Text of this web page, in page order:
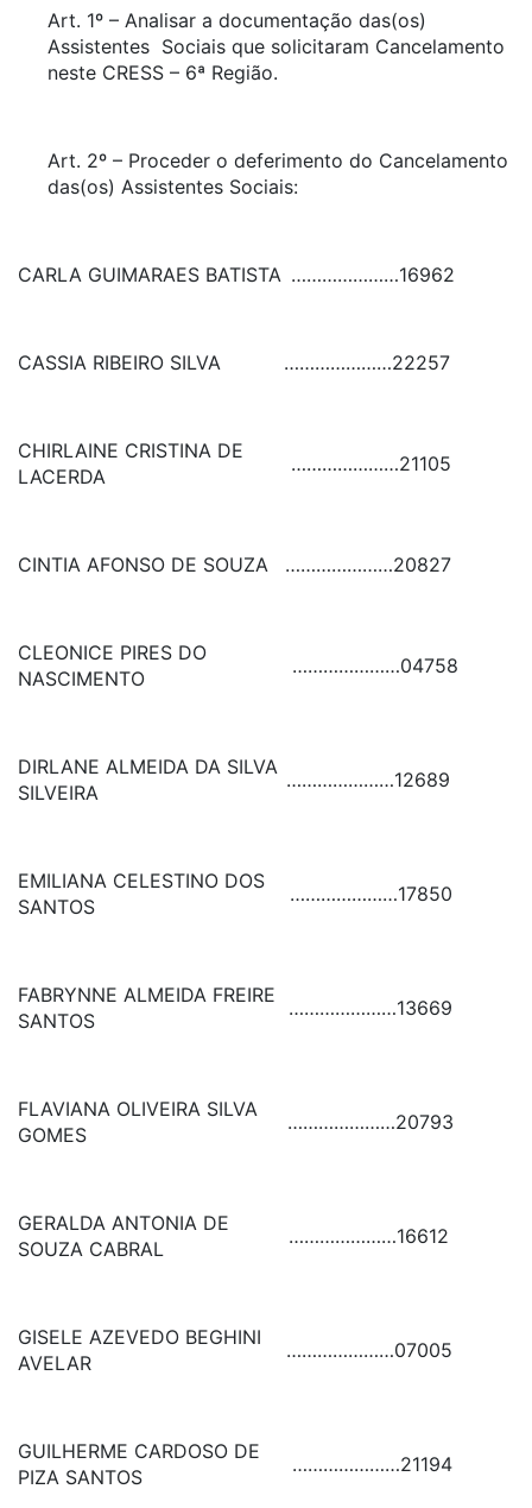
Art. 1º – Analisar a documentação das(os)
Assistentes Sociais que solicitaram Cancelamento
neste CRESS – 6ª Região.
Art. 2º – Proceder o deferimento do Cancelamento
das(os) Assistentes Sociais:
CARLA GUIMARAES BATISTA …………………16962
CASSIA RIBEIRO SILVA …………………22257
CHIRLAINE CRISTINA DE
LACERDA
…………………21105
CINTIA AFONSO DE SOUZA …………………20827
CLEONICE PIRES DO
NASCIMENTO
…………………04758
DIRLANE ALMEIDA DA SILVA
SILVEIRA
…………………12689
EMILIANA CELESTINO DOS
SANTOS
…………………17850
FABRYNNE ALMEIDA FREIRE
SANTOS
…………………13669
FLAVIANA OLIVEIRA SILVA
GOMES
…………………20793
GERALDA ANTONIA DE
SOUZA CABRAL
…………………16612
GISELE AZEVEDO BEGHINI
AVELAR
…………………07005
GUILHERME CARDOSO DE
PIZA SANTOS
…………………21194